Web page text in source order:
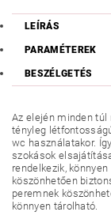
LEÍRÁS
PARAMÉTEREK
BESZÉLGETÉS
Az elején minden túl
tényleg
wc használatakor.
szokások
rendelkezik,
köszönhetően
peremnek
könnyen tárolható.